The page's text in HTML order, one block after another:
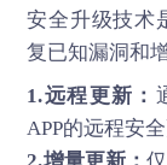
安全升级技术
复已知漏洞和
1.远程更新：
APP的远程安